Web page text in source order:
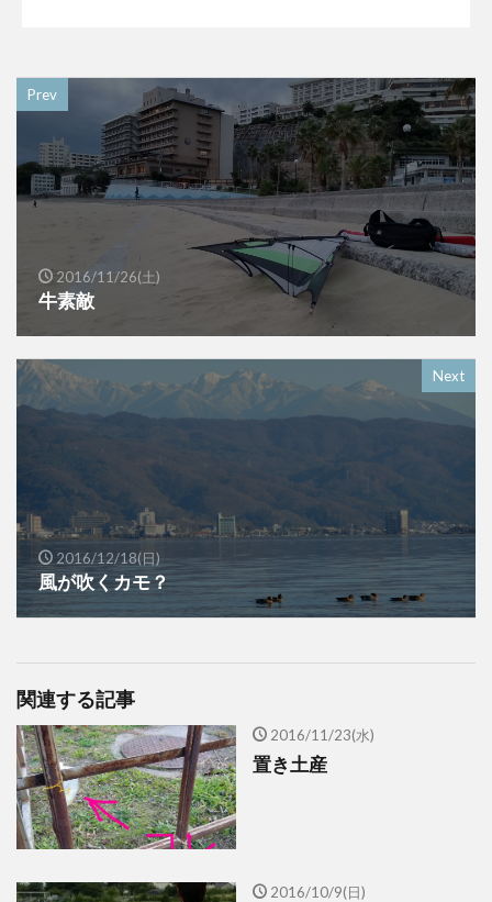
Prev
2016/11/26(土)
牛素敵
Next
2016/12/18(日)
風が吹くカモ？
関連する記事
2016/11/23(水)
置き土産
2016/10/9(日)